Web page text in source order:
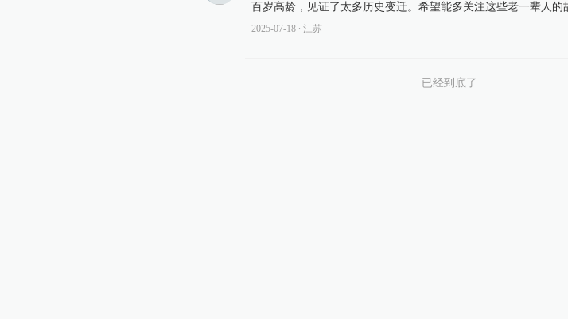
百岁高龄，见证了太多历史变迁。希望能多关注这些老一辈人的
2025-07-18 ∙ 江苏
已经到底了